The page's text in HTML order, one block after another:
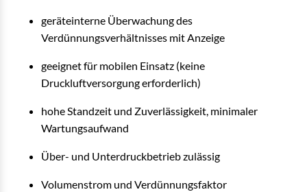
geräteinterne Überwachung des
Verdünnungsverhältnisses mit Anzeige
geeignet für mobilen Einsatz (keine
Druckluftversorgung erforderlich)
hohe Standzeit und Zuverlässigkeit, minimaler
Wartungsaufwand
Über- und Unterdruckbetrieb zulässig
Volumenstrom und Verdünnungsfaktor